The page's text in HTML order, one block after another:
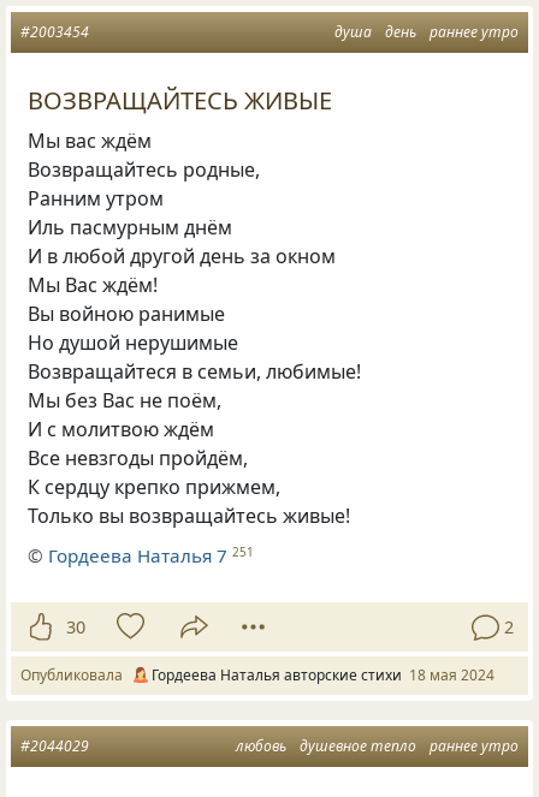
душа день раннее утро
#2003454
ВОЗВРАЩАЙТЕСЬ ЖИВЫЕ
Мы вас ждём
Возвращайтесь родные,
Ранним утром
Иль пасмурным днём
И в любой другой день за окном
Мы Вас ждём!
Вы войною ранимые
Но душой нерушимые
Возвращайтеся в семьи, любимые!
Мы без Вас не поём,
И с молитвою ждём
Все невзгоды пройдём,
К сердцу крепко прижмем,
Только вы возвращайтесь живые!
© Гордеева Наталья 7 251
30 2
Опубликовала Гордеева Наталья авторские стихи 18 мая 2024
любовь душевное тепло раннее утро
#2044029